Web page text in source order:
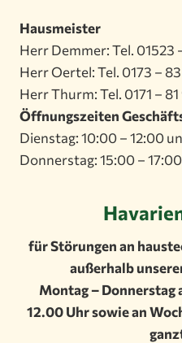
Hausmeister
Herr Demmer: Tel. 01523
Herr Oertel: Tel. 0173 –
Herr Thurm: Tel. 0171 –
Öffnungszeiten
Dienstag: 10:00 – 12:00
Donnerstag: 15:00 – 17:00
für Störungen an
außerhalb
Montag – Donnerstag
12.00 Uhr sowie an